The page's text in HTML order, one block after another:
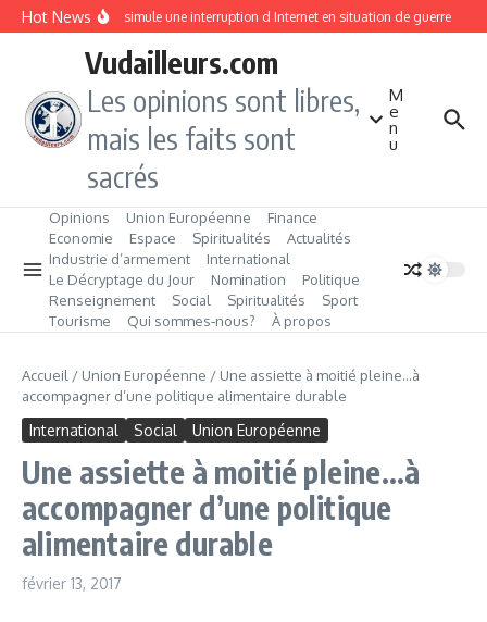
Aller au contenu
Hot NewsTaiwan simule une interruption d Internet en situation de guerre
Vudailleurs.com
Les opinions sont libres,
mais les faits sont
sacrés
M
e
n
u
Opinions Union Européenne
Finance
Economie
Espace Spiritualités
Actualités
Industrie d’armement
International
Le Décryptage du Jour
Nomination
Politique
Renseignement
Social Spiritualités
Sport
Tourisme
Qui sommes‑nous? À propos
Accueil / Union Européenne / Une assiette à moitié pleine…à
accompagner d’une politique alimentaire durable
International Social Union Européenne
Une assiette à moitié pleine…à
accompagner d’une politique
alimentaire durable
février 13, 2017